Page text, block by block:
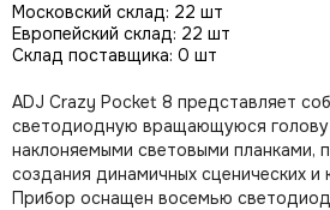
EXE TECHNOLOGY (LITEC)
Global Effects
High End Systems
I LIGHTING
INVOLIGHT
JB LIGHTING
Московский склад: 22 шт
Европейский склад: 22 шт
Склад поставщика: 0 шт
ADJ Crazy Pocket 8 представляет
светодиодную вращающуюся голову
наклоняемыми световыми планками,
создания динамичных сценических и
Прибор оснащен восемью